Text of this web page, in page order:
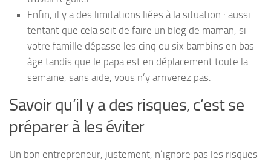
Enfin, il y a des limitations liées à la situation : aussi
tentant que cela soit de faire un blog de maman, si
votre famille dépasse les cinq ou six bambins en bas
âge tandis que le papa est en déplacement toute la
semaine, sans aide, vous n’y arriverez pas.
Savoir qu’il y a des risques, c’est se
préparer à les éviter
Un bon entrepreneur, justement, n’ignore pas les risques